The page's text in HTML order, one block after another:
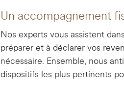
Un accompagnement
Nos experts vous assistent
préparer et à déclarer vos
nécessaire. Ensemble, nous
dispositifs les plus pertinents